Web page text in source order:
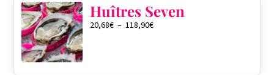
Huîtres Seven
20,68€ – 118,90€